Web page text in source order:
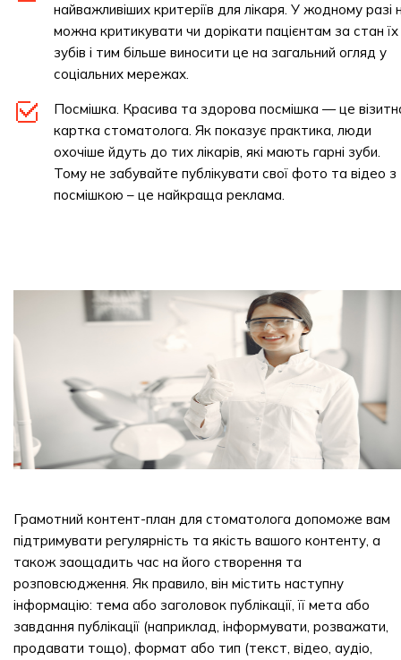
найважливіших критеріїв для лікаря. У жодному разі
можна критикувати чи дорікати пацієнтам за стан їх
зубів і тим більше виносити це на загальний огляд у
соціальних мережах.
Посмішка. Красива та здорова посмішка — це
картка стоматолога. Як показує практика, люди
охочіше йдуть до тих лікарів, які мають гарні зуби.
Тому не забувайте публікувати свої фото та відео з
посмішкою – це найкраща реклама.
Грамотний контент-план для стоматолога допоможе вам
підтримувати регулярність та якість вашого контенту, а
також заощадить час на його створення та
розповсюдження. Як правило, він містить наступну
інформацію: тема або заголовок публікації, її мета або
завдання публікації (наприклад, інформувати, розважати,
продавати тощо), формат або тип (текст, відео, аудіо,